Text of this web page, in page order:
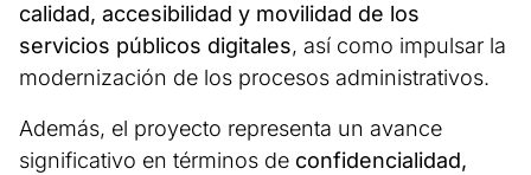
calidad, accesibilidad y movilidad de los
servicios públicos digitales, así como impulsar la
modernización de los procesos administrativos.
Además, el proyecto representa un avance
significativo en términos de confidencialidad,